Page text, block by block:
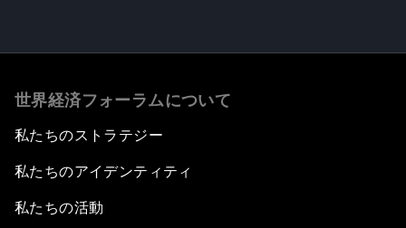
世界経済フォーラムについて
私たちのストラテジー
私たちのアイデンティティ
私たちの活動